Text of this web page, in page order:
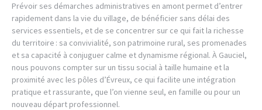
Prévoir ses démarches administratives en amont permet d’entrer
rapidement dans la vie du village, de bénéficier sans délai des
services essentiels, et de se concentrer sur ce qui fait la richesse
du territoire : sa convivialité, son patrimoine rural, ses promenades
et sa capacité à conjuguer calme et dynamisme régional. À Gauciel,
nous pouvons compter sur un tissu social à taille humaine et la
proximité avec les pôles d’Évreux, ce qui facilite une intégration
pratique et rassurante, que l’on vienne seul, en famille ou pour un
nouveau départ professionnel.